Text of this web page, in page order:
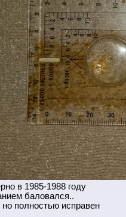
в 1985-1988 году
баловался..
полностью исправен